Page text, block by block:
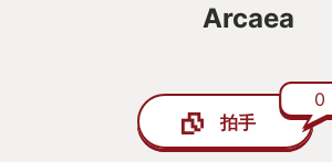
Arcaea
拍手
0